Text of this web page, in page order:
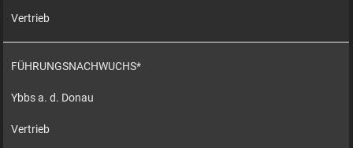
Vertrieb
FÜHRUNGSNACHWUCHS*
Ybbs a. d. Donau
Vertrieb